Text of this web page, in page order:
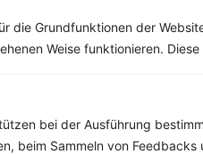
die Grundfunktionen der
Weise funktionieren.
bei der Ausführung
beim Sammeln von
Weitere Low